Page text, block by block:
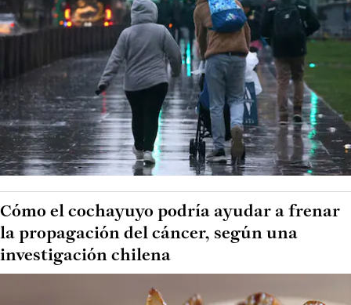
Cómo el cochayuyo podría ayudar a frenar
la propagación del cáncer, según una
investigación chilena